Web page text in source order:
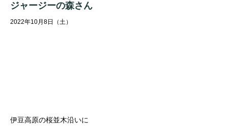
ジャージーの森さん
2022年10月8日（土）
伊豆高原の桜並木沿いに